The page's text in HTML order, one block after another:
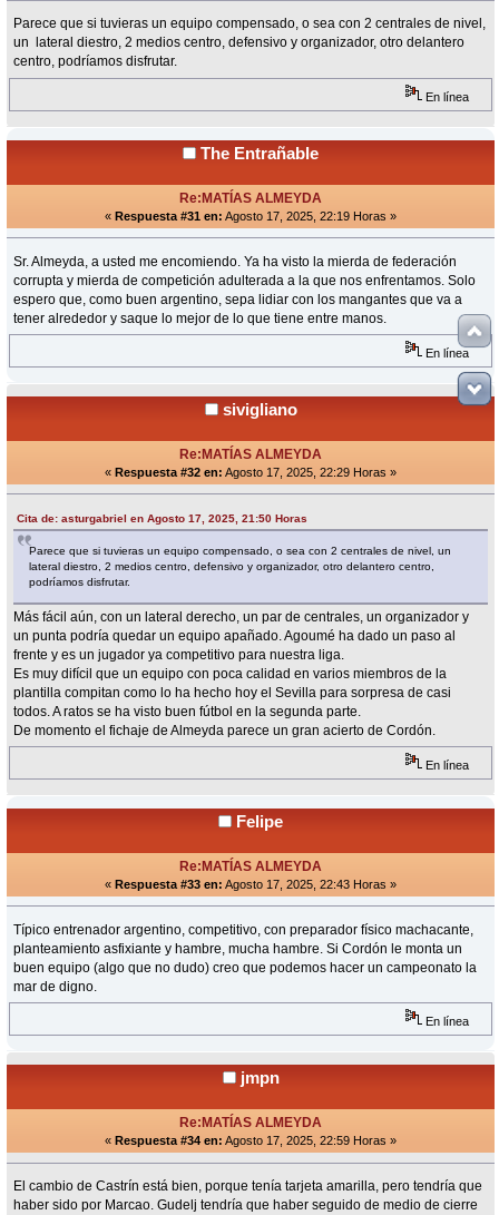
Parece que si tuvieras un equipo compensado, o sea con 2 centrales de nivel,
un lateral diestro, 2 medios centro, defensivo y organizador, otro delantero
centro, podríamos disfrutar.
En línea
The Entrañable
Re:MATÍAS ALMEYDA
« Respuesta #31 en: Agosto 17, 2025, 22:19 Horas »
Sr. Almeyda, a usted me encomiendo. Ya ha visto la mierda de federación
corrupta y mierda de competición adulterada a la que nos enfrentamos. Solo
espero que, como buen argentino, sepa lidiar con los mangantes que va a
tener alrededor y saque lo mejor de lo que tiene entre manos.
En línea
sivigliano
Re:MATÍAS ALMEYDA
« Respuesta #32 en: Agosto 17, 2025, 22:29 Horas »
Cita de: asturgabriel en Agosto 17, 2025, 21:50 Horas
Parece que si tuvieras un equipo compensado, o sea con 2 centrales de nivel, un
lateral diestro, 2 medios centro, defensivo y organizador, otro delantero centro,
podríamos disfrutar.
Más fácil aún, con un lateral derecho, un par de centrales, un organizador y
un punta podría quedar un equipo apañado. Agoumé ha dado un paso al
frente y es un jugador ya competitivo para nuestra liga.
Es muy difícil que un equipo con poca calidad en varios miembros de la
plantilla compitan como lo ha hecho hoy el Sevilla para sorpresa de casi
todos. A ratos se ha visto buen fútbol en la segunda parte.
De momento el fichaje de Almeyda parece un gran acierto de Cordón.
En línea
Felipe
Re:MATÍAS ALMEYDA
« Respuesta #33 en: Agosto 17, 2025, 22:43 Horas »
Típico entrenador argentino, competitivo, con preparador físico machacante,
planteamiento asfixiante y hambre, mucha hambre. Si Cordón le monta un
buen equipo (algo que no dudo) creo que podemos hacer un campeonato la
mar de digno.
En línea
jmpn
Re:MATÍAS ALMEYDA
« Respuesta #34 en: Agosto 17, 2025, 22:59 Horas »
El cambio de Castrín está bien, porque tenía tarjeta amarilla, pero tendría que
haber sido por Marcao. Gudelj tendría que haber seguido de medio de cierre